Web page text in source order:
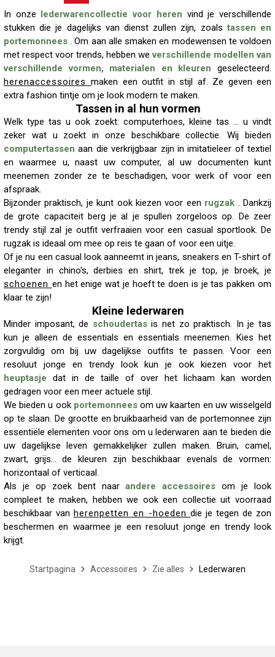
In onze lederwarencollectie voor heren vind je verschillende
stukken die je dagelijks van dienst zullen zijn, zoalstassen en
portemonnees. Om aan alle smaken en modewensen te voldoen
met respect voor trends, hebben weverschillende modellen van
verschillende vormen, materialen en kleuren geselecteerd.
herenaccessoiresmaken een outfit in stijl af. Ze geven een
extra fashion tintje om je look modern te maken.
Tassen in al hun vormen
Welk type tas u ook zoekt: computerhoes, kleine tas ... u vindt
zeker wat u zoekt in onze beschikbare collectie. Wij bieden
computertassenaan die verkrijgbaar zijn in imitatieleer of textiel
en waarmee u, naast uw computer, al uw documenten kunt
meenemen zonder ze te beschadigen, voor werk of voor een
afspraak.
Bijzonder praktisch, je kunt ook kiezen voor een rugzak . Dankzij
de grote capaciteit berg je al je spullen zorgeloos op. De zeer
trendy stijl zal je outfit verfraaien voor een casual sportlook. De
rugzak is ideaal om mee op reis te gaan of voor een uitje.
Of je nu een casual look aanneemt in jeans, sneakers en T-shirt of
eleganter in chino's, derbies en shirt, trek je top, je broek, je
schoenen en het enige wat je hoeft te doen is je tas pakken om
klaar te zijn!
Kleine lederwaren
Minder imposant, de schoudertasis net zo praktisch. In je tas
kun je alleen de essentials en essentials meenemen. Kies het
zorgvuldig om bij uw dagelijkse outfits te passen. Voor een
resoluut jonge en trendy look kun je ook kiezen voor het
heuptasje dat in de taille of over het lichaam kan worden
gedragen voor een meer actuele stijl.
We bieden u ook portemonneesom uw kaarten en uw wisselgeld
op te slaan. De grootte en bruikbaarheid van de portemonnee zijn
essentiële elementen voor ons om u lederwaren aan te bieden die
uw dagelijkse leven gemakkelijker zullen maken. Bruin, camel,
zwart, grijs… de kleuren zijn beschikbaar evenals de vormen:
horizontaal of verticaal.
Als je op zoek bent naarandere accessoiresom je look
compleet te maken, hebben we ook een collectie uit voorraad
beschikbaar van herenpetten en -hoedendie je tegen de zon
beschermen en waarmee je een resoluut jonge en trendy look
krijgt.
Startpagina Accessoires Zie alles Lederwaren